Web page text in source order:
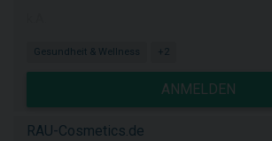
Gesundheit & Wellness +2
ANMELDEN
RAU-Cosmetics.de